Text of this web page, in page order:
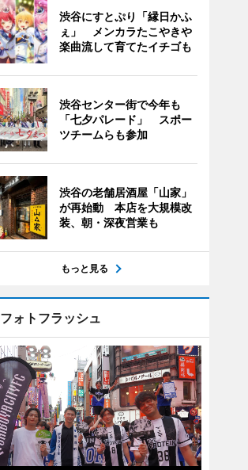
渋谷にすとぷり「縁日かふ
ぇ」 メンカラたこやきや
楽曲流して育てたイチゴも
渋谷センター街で今年も
「七夕パレード」 スポー
ツチームらも参加
渋谷の老舗居酒屋「山家」
が再始動 本店を大規模改
装、朝・深夜営業も
もっと見る
フォトフラッシュ